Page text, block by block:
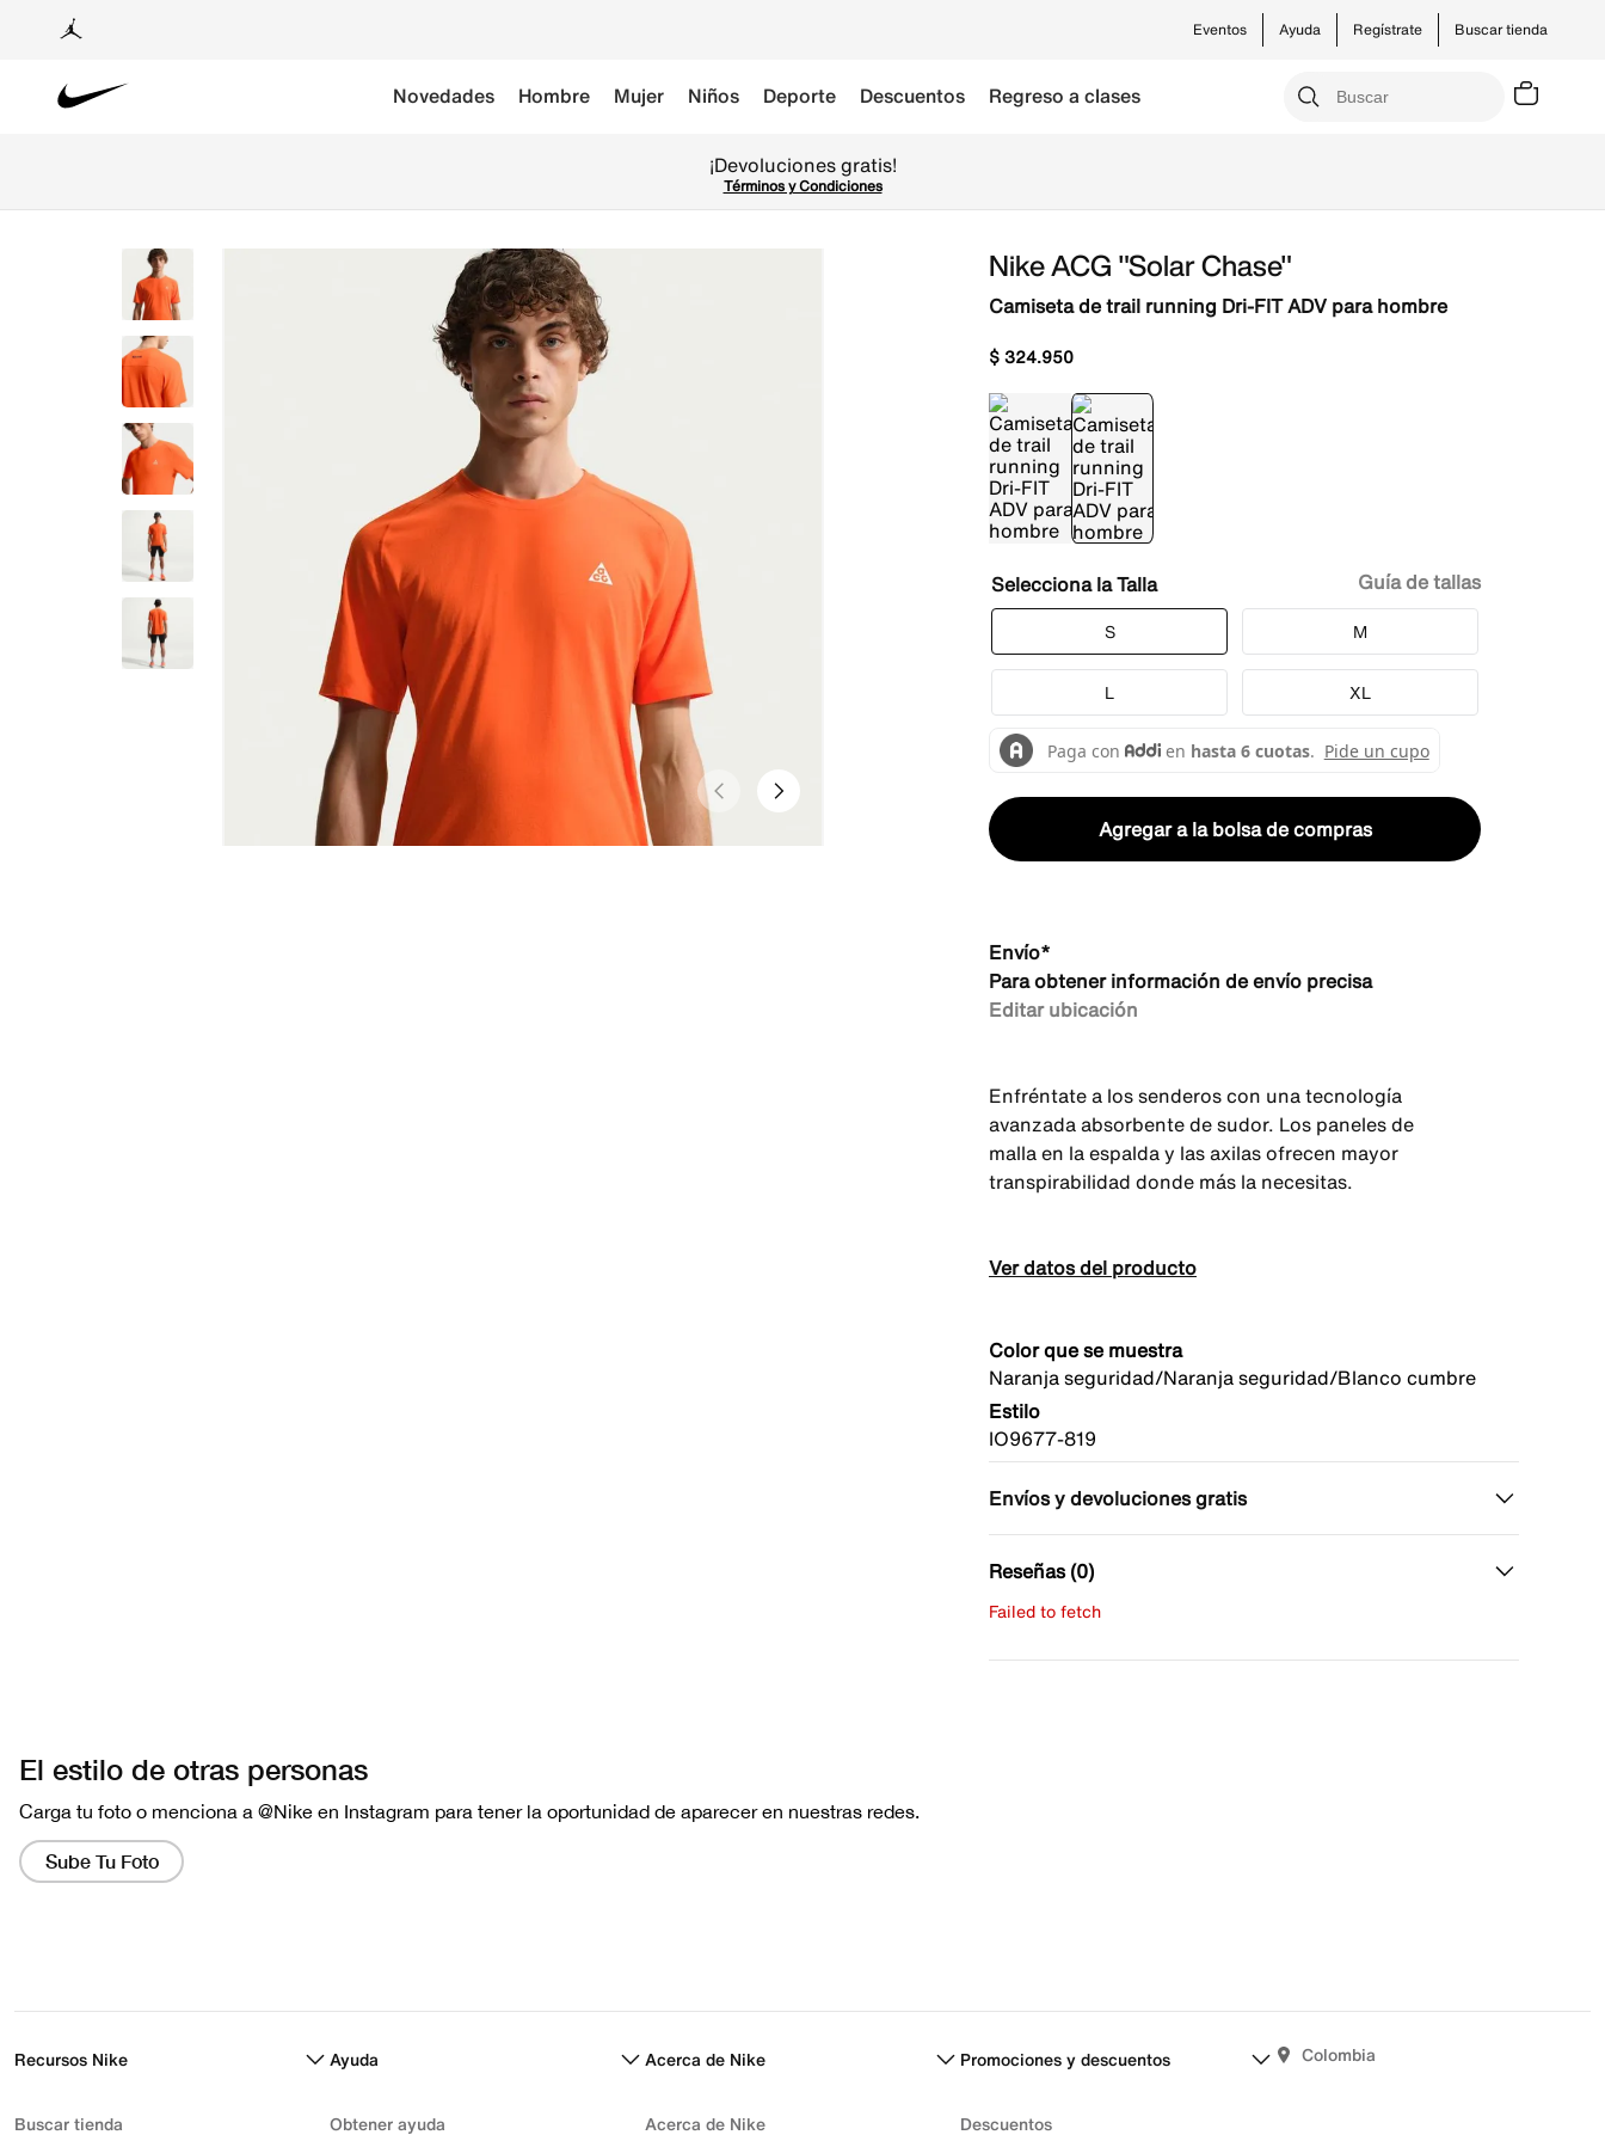
Buscar tienda
Ayuda Regístrate
Eventos
Novedades Hombre Mujer Niños Deporte Descuentos Regreso a clases
¡Devoluciones gratis!
Términos y Condiciones
Nike ACG "Solar Chase"
Camiseta de trail running Dri-FIT ADV para hombre
$324.950
Talla
S M
L XL
Guía de tallas
Agregar a la bolsa de compras
Envío*
Para obtener información de envío precisa
Editar ubicación
Enfréntate a los senderos con una tecnología
avanzada absorbente de sudor. Los paneles de
malla en la espalda y las axilas ofrecen mayor
transpirabilidad donde más la necesitas.
Ver datos del producto
Color que se muestra
Naranja seguridad/Naranja seguridad/Blanco cumbre
Estilo
IO9677-819
Envíos y devoluciones gratis
Reseñas (0)
Failed to fetch
Recursos Nike
Buscar tienda
Ayuda
Obtener ayuda
Acerca de Nike
Acerca de Nike
Promociones y descuentos
Descuentos
Colombia